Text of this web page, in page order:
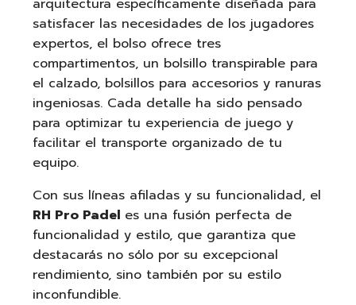
arquitectura específicamente diseñada para
satisfacer las necesidades de los jugadores
expertos, el bolso ofrece tres
compartimentos, un bolsillo transpirable para
el calzado, bolsillos para accesorios y ranuras
ingeniosas. Cada detalle ha sido pensado
para optimizar tu experiencia de juego y
facilitar el transporte organizado de tu
equipo.
Con sus líneas afiladas y su funcionalidad, el
RH Pro Padel es una fusión perfecta de
funcionalidad y estilo, que garantiza que
destacarás no sólo por su excepcional
rendimiento, sino también por su estilo
inconfundible.